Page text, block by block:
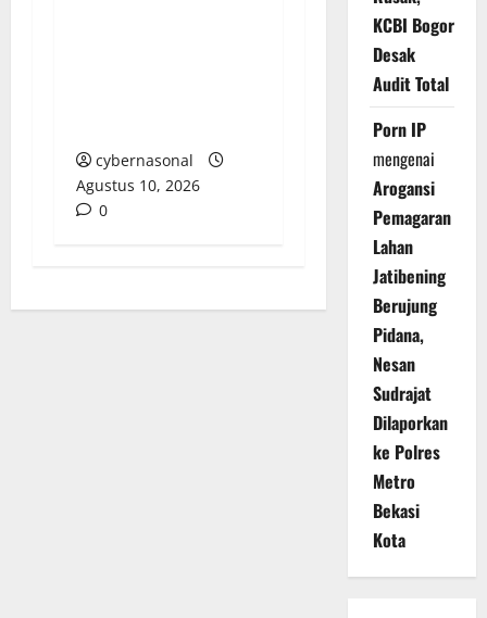
cybernasonal
Agustus 10, 2026
0
KCBI Bogor
Desak
Audit Total
Porn IP
mengenai
Arogansi
Pemagaran
Lahan
Jatibening
Berujung
Pidana,
Nesan
Sudrajat
Dilaporkan
ke Polres
Metro
Bekasi
Kota